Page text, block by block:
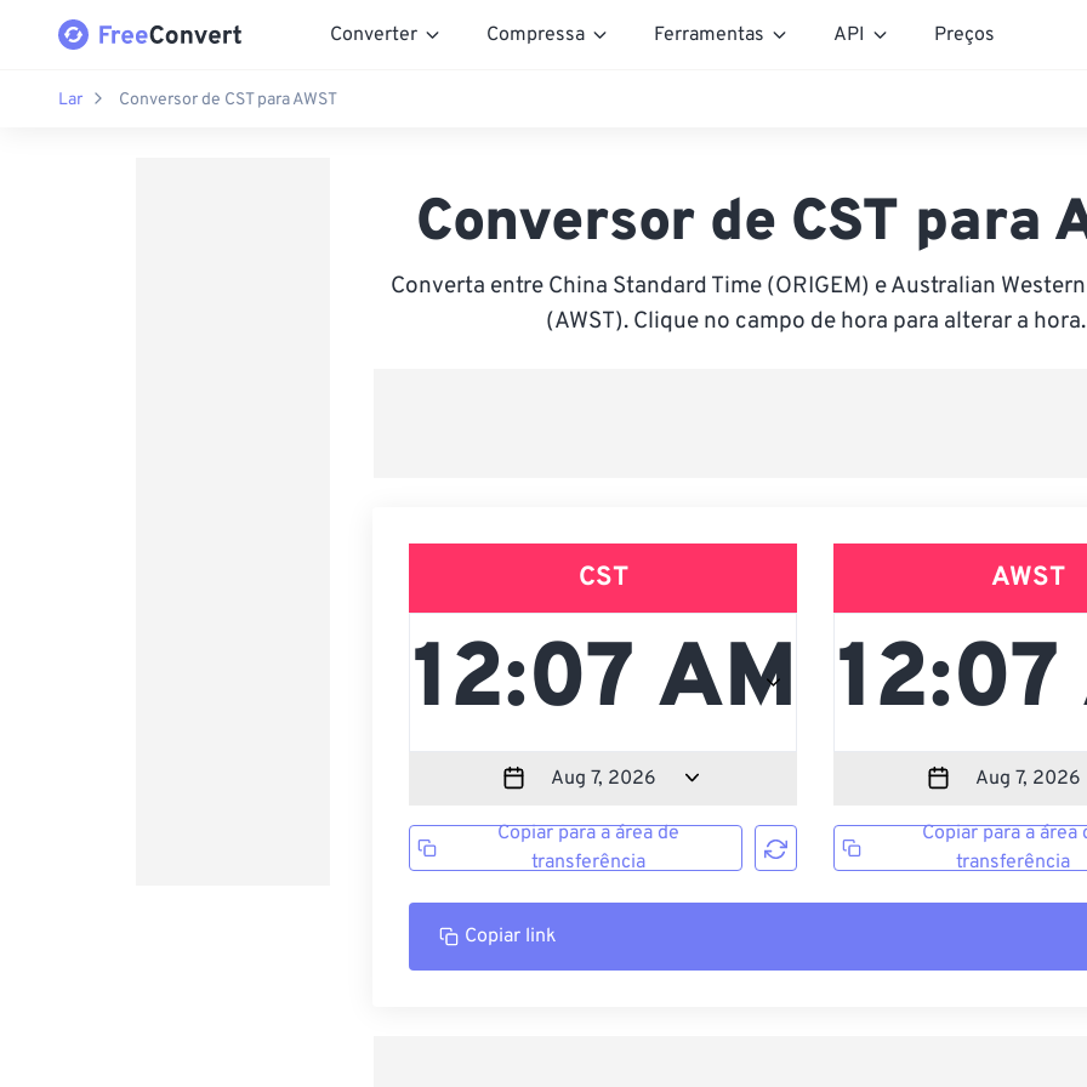
Converter Compressa Ferramentas API Preços
Lar Conversor de CST para AWST
Conversor de CST para
Converta entre China Standard Time (ORIGEM) e Australian
(AWST). Clique no campo de hora para alterar a hora.
CST
Copiar para a área de
transferência
AWST
Copiar para a área
transferência
Copiar link